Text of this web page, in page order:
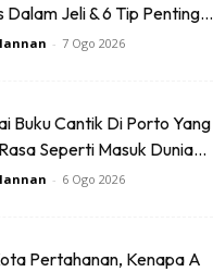
Dalam Jeli & 6 Tip Penting...
- 7 Ogo 2026
Buku Cantik Di Porto Yang
Seperti Masuk Dunia...
- 6 Ogo 2026
Pertahanan, Kenapa A